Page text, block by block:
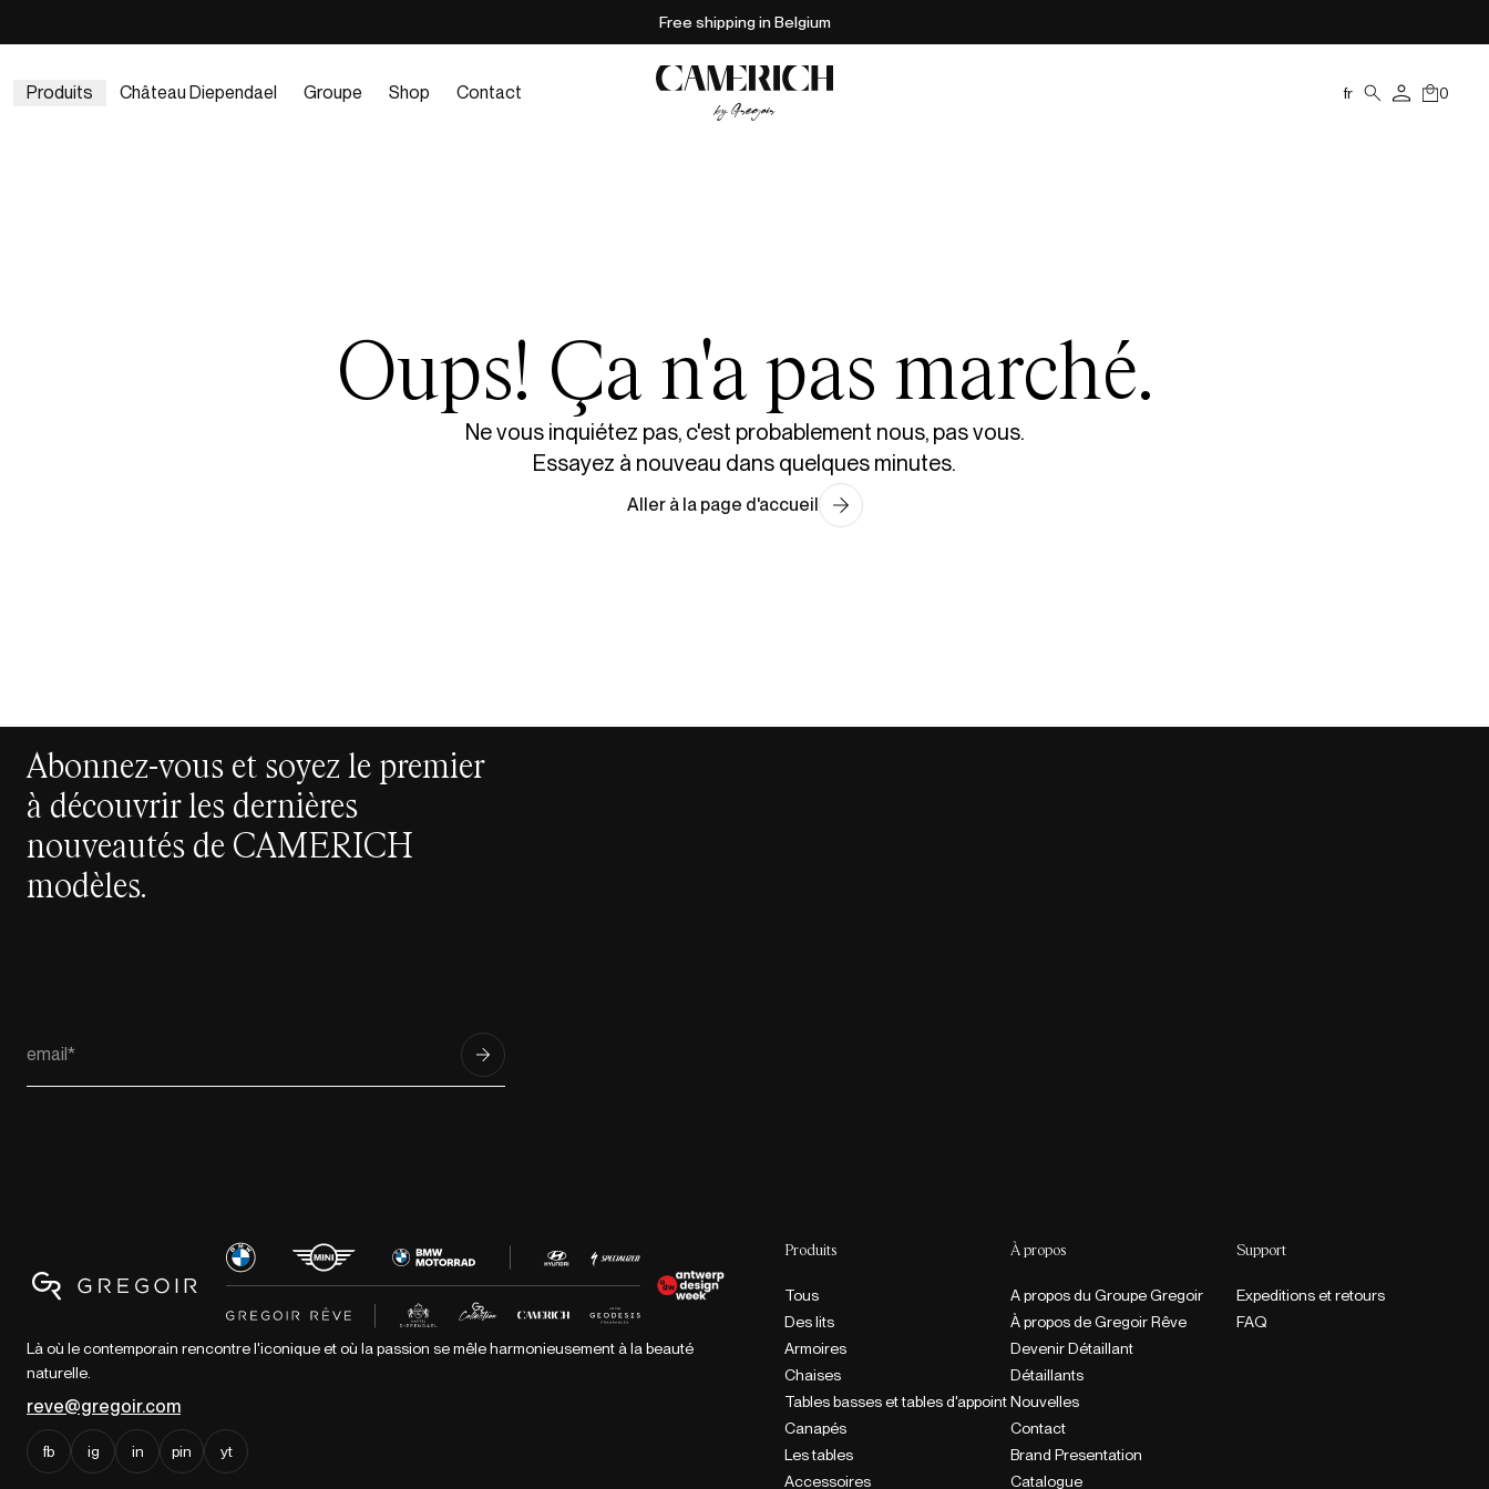
Free shipping in Belgium
Produits Château Diependael Groupe Shop Contact fr 0
Oups! Ça n'a pas marché.
Ne vous inquiétez pas, c'est probablement nous, pas vous.
Essayez à nouveau dans quelques minutes.
Aller à la page d'accueil
Abonnez-vous et soyez le premier
à découvrir les dernières
nouveautés de CAMERICH
modèles.
Là où le contemporain rencontre l'iconique et où la passion se mêle harmonieusement à la beauté
naturelle.
reve@gregoir.com
fb ig in pin yt
Produits
Tous
Des lits
Armoires
Chaises
Tables basses et tables d'appoint
Canapés
Les tables
Accessoires
À propos
A propos du Groupe Gregoir
À propos de Gregoir Rêve
Devenir Détaillant
Détaillants
Nouvelles
Contact
Brand Presentation
Catalogue
Support
Expeditions et retours
FAQ